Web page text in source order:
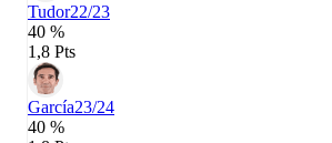
Tudor22/23
40 %
1,8 Pts
García23/24
40 %